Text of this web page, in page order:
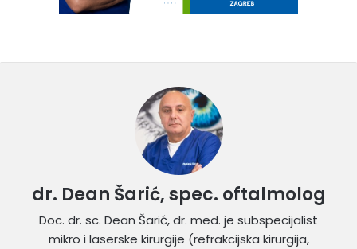
dr. Dean Šarić, spec. oftalmolog
Doc. dr. sc. Dean Šarić, dr. med. je subspecijalist
mikro i laserske kirurgije (refrakcijska kirurgija,